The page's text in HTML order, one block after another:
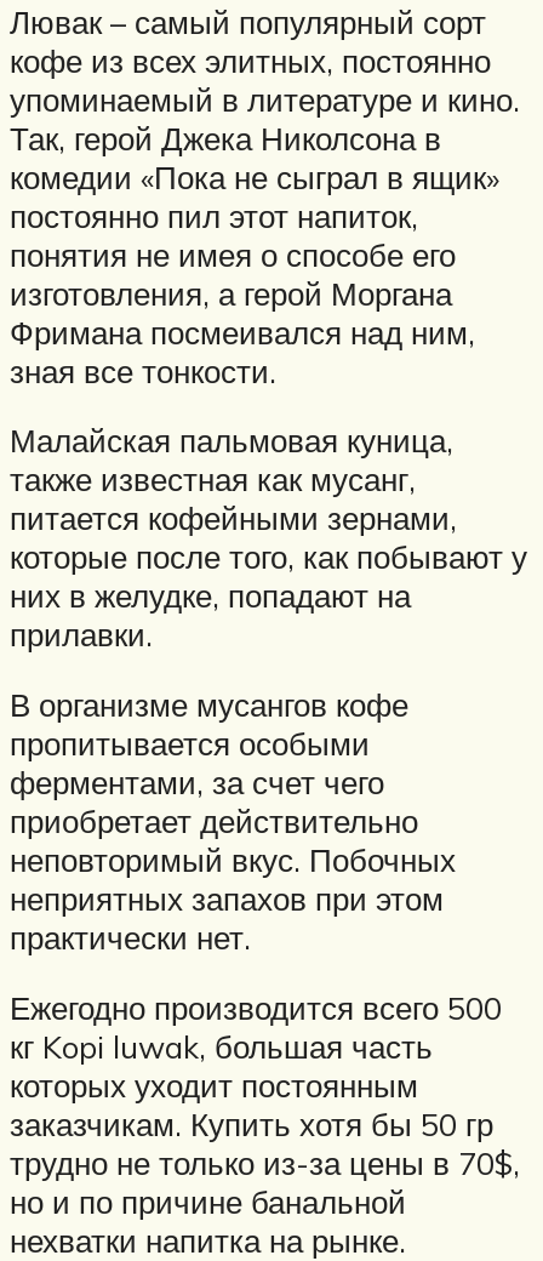
Лювак – самый популярный сорт
кофе из всех элитных, постоянно
упоминаемый в литературе и кино.
Так, герой Джека Николсона в
комедии «Пока не сыграл в ящик»
постоянно пил этот напиток,
понятия не имея о способе его
изготовления, а герой Моргана
Фримана посмеивался над ним,
зная все тонкости.
Малайская пальмовая куница,
также известная как мусанг,
питается кофейными зернами,
которые после того, как побывают у
них в желудке, попадают на
прилавки.
В организме мусангов кофе
пропитывается особыми
ферментами, за счет чего
приобретает действительно
неповторимый вкус. Побочных
неприятных запахов при этом
практически нет.
Ежегодно производится всего 500
кг Kopi luwak, большая часть
которых уходит постоянным
заказчикам. Купить хотя бы 50 гр
трудно не только из-за цены в 70$,
но и по причине банальной
нехватки напитка на рынке.